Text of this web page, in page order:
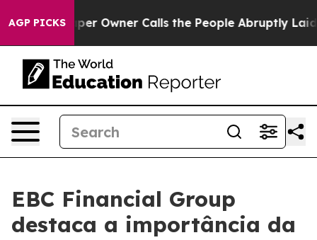
AGP PICKSOwner Calls the People Abruptly Laid off
EBC Financial Group
destaca a importância da